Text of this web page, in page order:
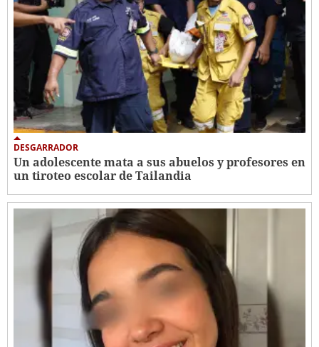
DESGARRADOR
Un adolescente mata a sus abuelos y profesores en
un tiroteo escolar de Tailandia